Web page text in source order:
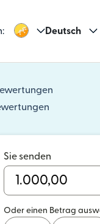
Deutsch
(wird in
Sie senden
Oder einen Betrag